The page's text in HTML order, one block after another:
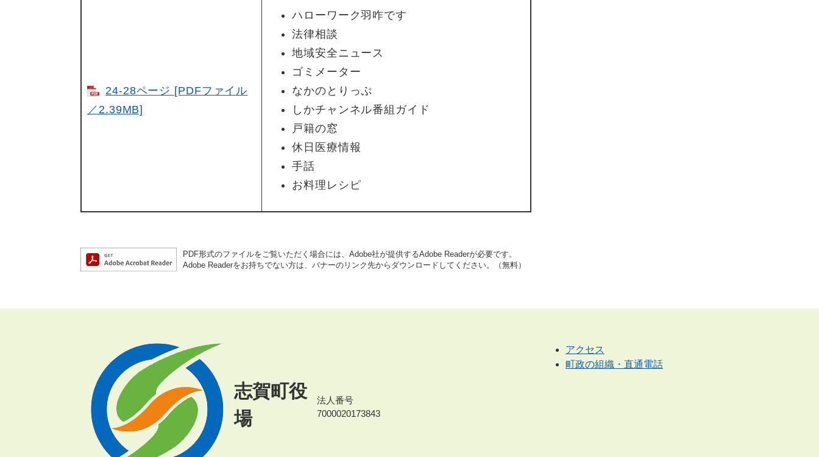
24-28ページ [PDFファイル
／2.39MB]
ハローワーク羽咋です
法律相談
地域安全ニュース
ゴミメーター
なかのとりっぷ
しかチャンネル番組ガイド
戸籍の窓
休日医療情報
手話
お料理レシピ
PDF形式のファイルをご覧いただく場合には、Adobe社が提供するAdobe Readerが必要です。
Adobe Readerをお持ちでない方は、バナーのリンク先からダウンロードしてください。（無料）
志賀町役
場
法人番号
7000020173843
アクセス
町政の組織・直通電話